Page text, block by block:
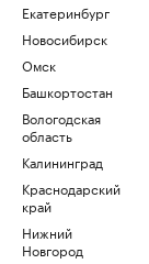
Екатеринбург
Новосибирск
Омск
Башкортостан
Вологодская
область
Калининград
Краснодарский
край
Нижний
Новгород